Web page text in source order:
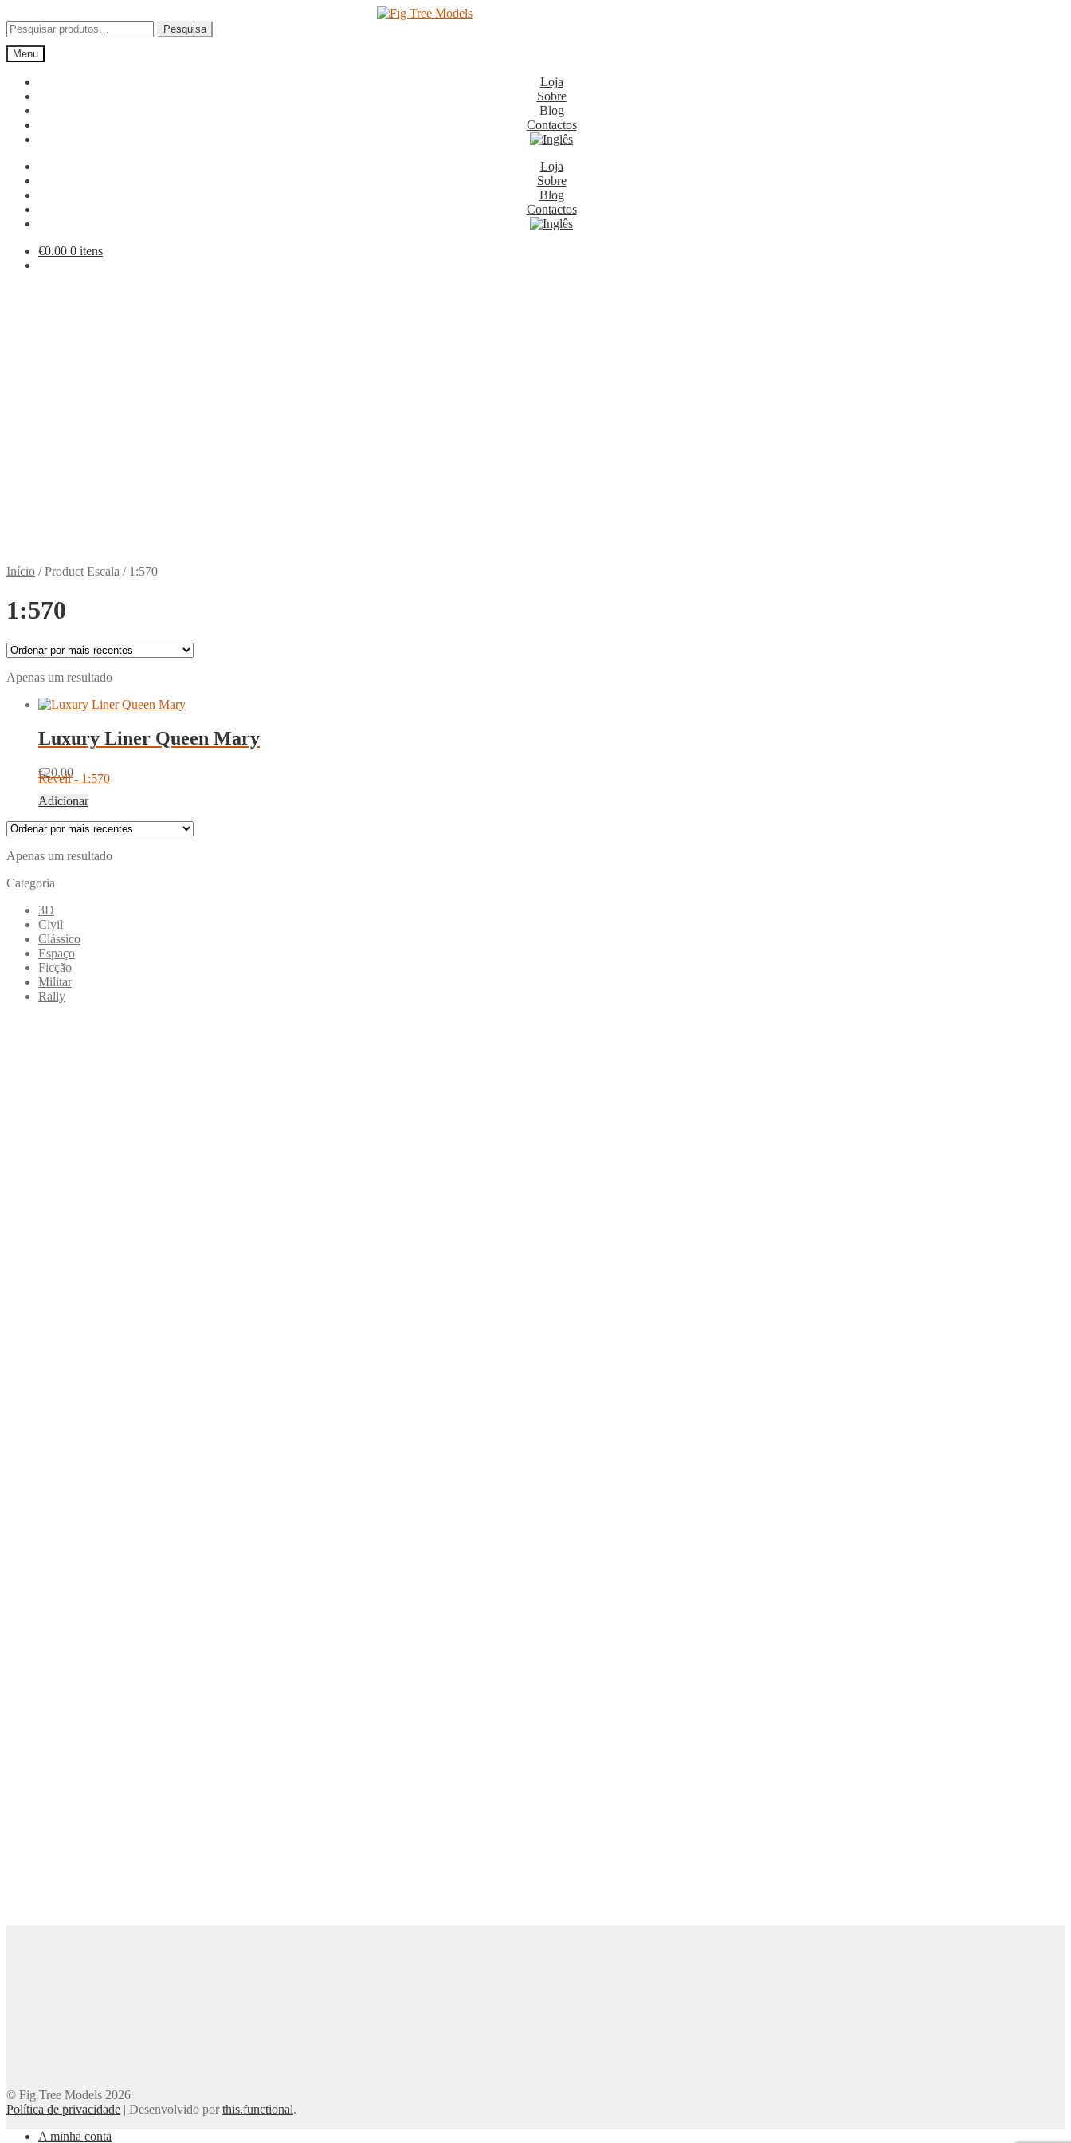
para
a
navegação
para
o
conteúdo
Pesquisar
por:
Pesquisa
Menu
Loja
Sobre
Blog
Contactos
Loja
Sobre
Blog
Contactos
€0.00 0 itens
Início /Product Escala / 1:570
1:570
Apenas um resultado
Luxury Liner Queen Mary
€20.00
Revell - 1:570
Adicionar
Apenas um resultado
Categoria
3D
Civil
Clássico
Espaço
Ficção
Militar
Rally
© Fig Tree Models 2026
Política de privacidade | Desenvolvido porthis.functional.
A minha conta